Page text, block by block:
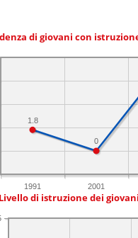
di giovani con
1991 2001
0
1.8
Livello di istruzione dei